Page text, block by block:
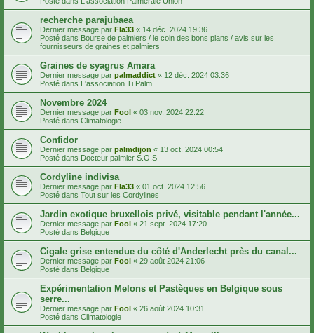
recherche parajubaea
Dernier message par Fla33 « 14 déc. 2024 19:36
Posté dans Bourse de palmiers / le coin des bons plans / avis sur les
fournisseurs de graines et palmiers
Graines de syagrus Amara
Dernier message par palmaddict « 12 déc. 2024 03:36
Posté dans L'association Ti Palm
Novembre 2024
Dernier message par Fool « 03 nov. 2024 22:22
Posté dans Climatologie
Confidor
Dernier message par palmdijon « 13 oct. 2024 00:54
Posté dans Docteur palmier S.O.S
Cordyline indivisa
Dernier message par Fla33 « 01 oct. 2024 12:56
Posté dans Tout sur les Cordylines
Jardin exotique bruxellois privé, visitable pendant l'année...
Dernier message par Fool « 21 sept. 2024 17:20
Posté dans Belgique
Cigale grise entendue du côté d'Anderlecht près du canal...
Dernier message par Fool « 29 août 2024 21:06
Posté dans Belgique
Expérimentation Melons et Pastèques en Belgique sous
serre...
Dernier message par Fool « 26 août 2024 10:31
Posté dans Climatologie